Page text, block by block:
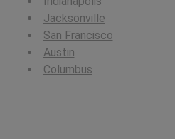
Jacksonville
San Francisco
Austin
Columbus